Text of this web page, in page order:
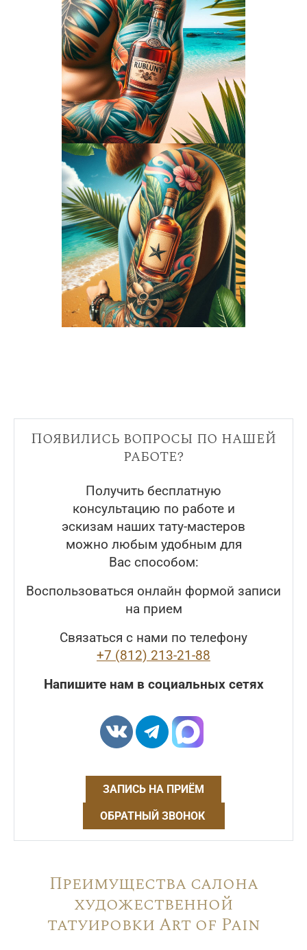
Появились вопросы по нашей
работе?
Получить бесплатную
консультацию по работе и
эскизам наших тату-мастеров
можно любым удобным для
Вас способом:
Воспользоваться онлайн формой записи
на прием
Связаться с нами по телефону
+7 (812) 213-21-88
Напишите нам в социальных сетях
ЗАПИСЬ НА ПРИЁМ
ОБРАТНЫЙ ЗВОНОК
Преимущества салона
художественной
татуировки Art of Pain